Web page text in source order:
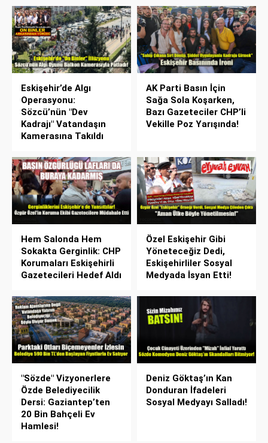
Eskişehir’de Algı
Operasyonu:
Sözcü’nün "Dev
Kadrajı" Vatandaşın
Kamerasına Takıldı
AK Parti Basın İçin
Sağa Sola Koşarken,
Bazı Gazeteciler CHP’li
Vekille Poz Yarışında!
Hem Salonda Hem
Sokakta Gerginlik: CHP
Korumaları Eskişehirli
Gazetecileri Hedef Aldı
Özel Eskişehir Gibi
Yöneteceğiz Dedi,
Eskişehirliler Sosyal
Medyada İsyan Etti!
"Sözde" Vizyonerlere
Özde Belediyecilik
Dersi: Gaziantep’ten
20 Bin Bahçeli Ev
Hamlesi!
Deniz Göktaş’ın Kan
Donduran İfadeleri
Sosyal Medyayı Salladı!